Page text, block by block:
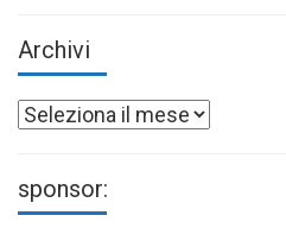
Archivi
Archivi
sponsor: